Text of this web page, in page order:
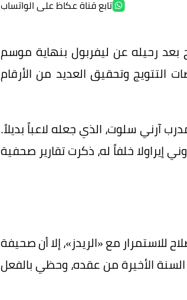
تابع قناة عكاظ على الواتساب
رحيله عن ليفربول بنهاية موسم
منصات التتويج وتحقيق العديد من الأرقام
آرني سلوت، الذي جعله لاعباً بديلاً.
إيراولا خلفاً له، ذكرت تقارير صحفية
للاستمرار مع «الريدز»، إلا أن صحيفة
الأخيرة من عقده، وحظي بالفعل